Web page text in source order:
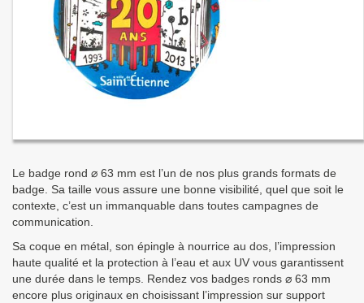
Le badge rond ⌀ 63 mm est l’un de nos plus grands formats de
badge. Sa taille vous assure une bonne visibilité, quel que soit le
contexte, c’est un immanquable dans toutes campagnes de
communication.
Sa coque en métal, son épingle à nourrice au dos, l’impression
haute qualité et la protection à l’eau et aux UV vous garantissent
une durée dans le temps. Rendez vos badges ronds ⌀ 63 mm
encore plus originaux en choisissant l’impression sur support